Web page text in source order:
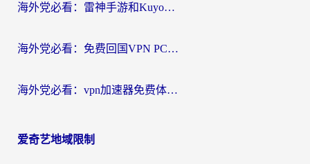
海外党必看：雷神手游和Kuyo好用吗？3款回国加速器实测+避坑指南
海外党必看：免费回国VPN PC真的能用？附国内高速VPN选择全攻略
海外党必看：vpn加速器免费体验？选对回国加速器才能无缝刷国内剧玩国服
爱奇艺地域限制